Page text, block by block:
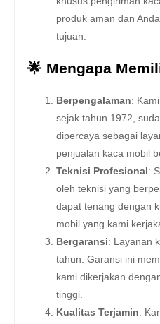
produk aman dan
tujuan.
🌟 Mengapa
Berpengalaman:
sejak tahun 1972,
dipercaya sebagai
penjualan kaca mobil
Teknisi Profesional :
oleh teknisi yang
dapat tenang dengan
mobil yang kami
Bergaransi: Layanan
tahun. Garansi ini
kami dikerjakan
tinggi.
Kualitas Terjamin: